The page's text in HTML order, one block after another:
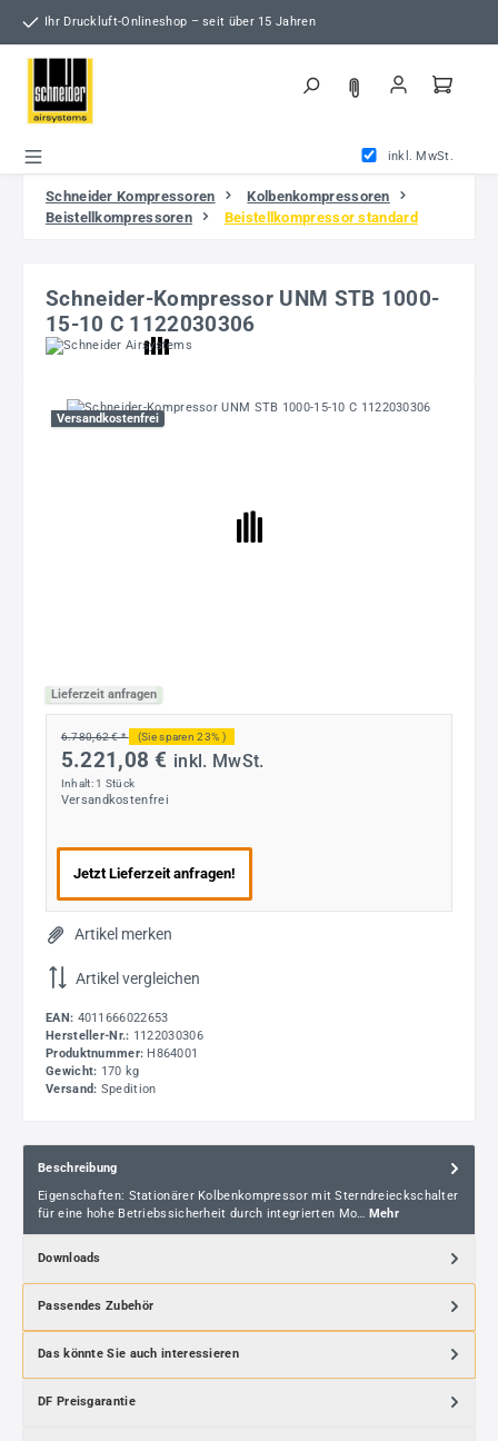
Zum Hauptinhalt springen
Ihr Druckluft-Onlineshop – seit über 15 Jahren
inkl. MwSt.
Schneider Kompressoren
Kolbenkompressoren
Beistellkompressoren
Beistellkompressor standard
Schneider-Kompressor UNM STB 1000-
15-10 C 1122030306
Bildergalerie überspringen
Versandkostenfrei
Lieferzeit anfragen
6.780,62 € * (Sie sparen 23% )
5.221,08 € inkl. MwSt.
Inhalt: 1 Stück
Versandkostenfrei
Jetzt Lieferzeit anfragen!
Artikel merken
Artikel vergleichen
EAN: 4011666022653
Hersteller-Nr.: 1122030306
Produktnummer: H864001
Gewicht: 170 kg
Versand: Spedition
Beschreibung
Eigenschaften: Stationärer Kolbenkompressor mit Sterndreieckschalter
für eine hohe Betriebssicherheit durch integrierten Mo… Mehr
Downloads
Passendes Zubehör
Das könnte Sie auch interessieren
DF Preisgarantie